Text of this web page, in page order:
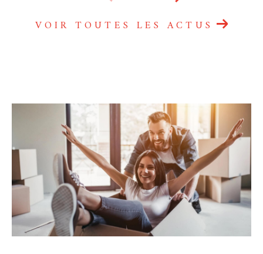
VOIR TOUTES LES ACTUS